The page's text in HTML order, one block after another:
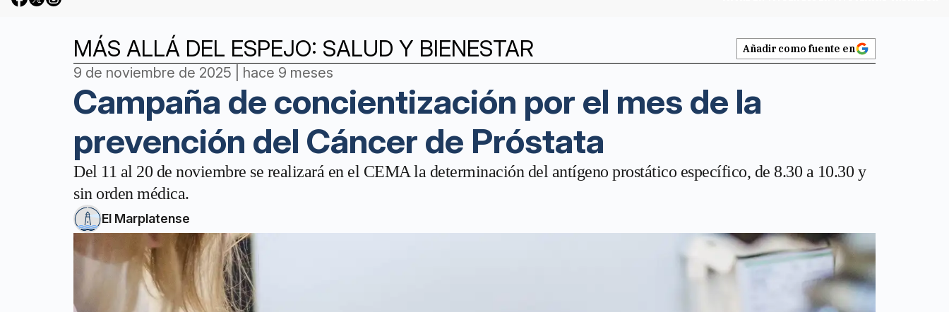
MÁS ALLÁ DEL ESPEJO: SALUD Y BIENESTAR Añadir como fuente en
9 de noviembre de 2025 | hace 9 meses
Campaña de concientización por el mes de la
prevención del Cáncer de Próstata
Del 11 al 20 de noviembre se realizará en el CEMA la determinación del antígeno prostático específico, de 8.30 a 10.30 y
sin orden médica.
El Marplatense